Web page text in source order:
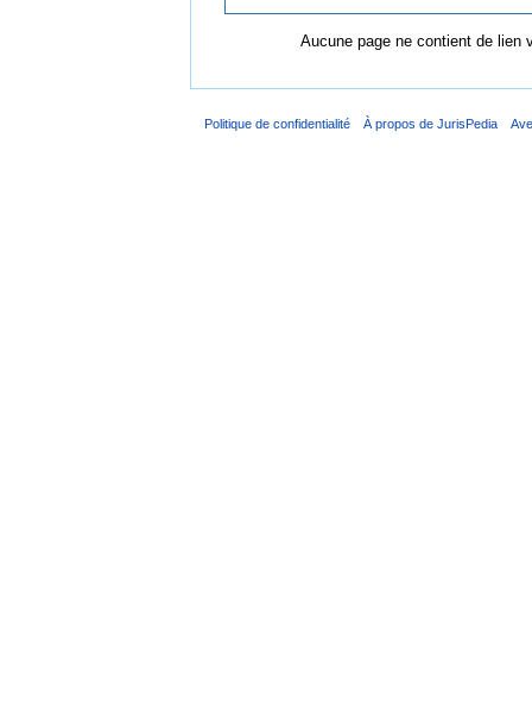
Aucune page ne contient de lien
Politique de confidentialité À propos de JurisPedia